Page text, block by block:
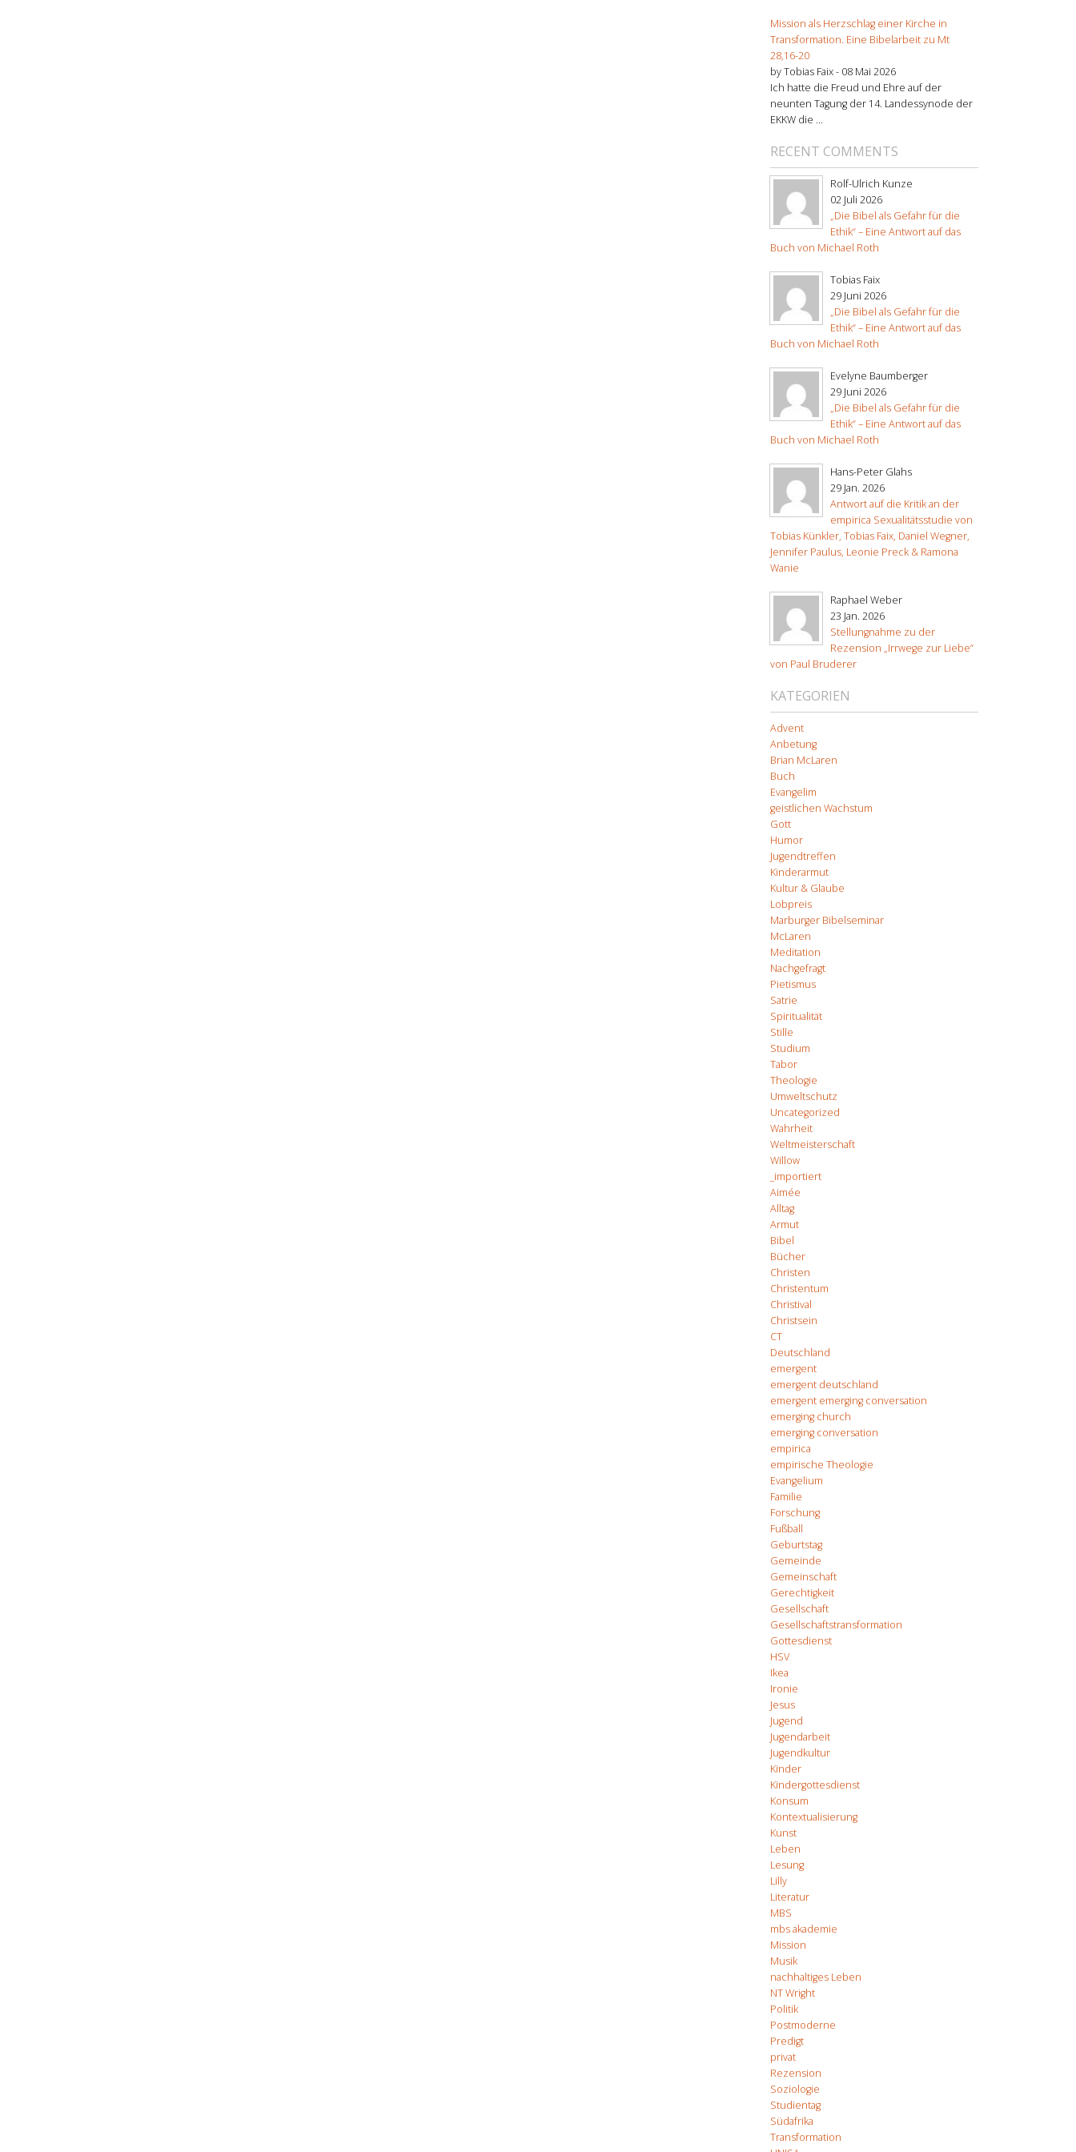
Mission als Herzschlag einer Kirche in
Transformation. Eine Bibelarbeit zu Mt
28,16-20
by Tobias Faix - 08 Mai 2026
Ich hatte die Freud und Ehre auf der
neunten Tagung der 14. Landessynode der
EKKW die ...
RECENT COMMENTS
Rolf-Ulrich Kunze
02 Juli 2026
„Die Bibel als Gefahr für die
Ethik“ – Eine Antwort auf das
Buch von Michael Roth
Tobias Faix
29 Juni 2026
„Die Bibel als Gefahr für die
Ethik“ – Eine Antwort auf das
Buch von Michael Roth
Evelyne Baumberger
29 Juni 2026
„Die Bibel als Gefahr für die
Ethik“ – Eine Antwort auf das
Buch von Michael Roth
Hans-Peter Glahs
29 Jan. 2026
Antwort auf die Kritik an der
empirica Sexualitätsstudie von
Tobias Künkler, Tobias Faix, Daniel Wegner,
Jennifer Paulus, Leonie Preck & Ramona
Wanie
Raphael Weber
23 Jan. 2026
Stellungnahme zu der
Rezension „Irrwege zur Liebe“
von Paul Bruderer
KATEGORIEN
Advent
Anbetung
Brian McLaren
Buch
Evangelim
geistlichen Wachstum
Gott
Humor
Jugendtreffen
Kinderarmut
Kultur & Glaube
Lobpreis
Marburger Bibelseminar
McLaren
Meditation
Nachgefragt
Pietismus
Satrie
Spiritualität
Stille
Studium
Tabor
Theologie
Umweltschutz
Uncategorized
Wahrheit
Weltmeisterschaft
Willow
_importiert
Aimée
Alltag
Armut
Bibel
Bücher
Christen
Christentum
Christival
Christsein
CT
Deutschland
emergent
emergent deutschland
emergent emerging conversation
emerging church
emerging conversation
empirica
empirische Theologie
Evangelium
Familie
Forschung
Fußball
Geburtstag
Gemeinde
Gemeinschaft
Gerechtigkeit
Gesellschaft
Gesellschaftstransformation
Gottesdienst
HSV
Ikea
Ironie
Jesus
Jugend
Jugendarbeit
Jugendkultur
Kinder
Kindergottesdienst
Konsum
Kontextualisierung
Kunst
Leben
Lesung
Lilly
Literatur
MBS
mbs akademie
Mission
Musik
nachhaltiges Leben
NT Wright
Politik
Postmoderne
Predigt
privat
Rezension
Soziologie
Studientag
Südafrika
Transformation